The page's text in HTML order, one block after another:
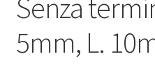
Подтверждение заказа
Скидки
Senza
5mm, L.